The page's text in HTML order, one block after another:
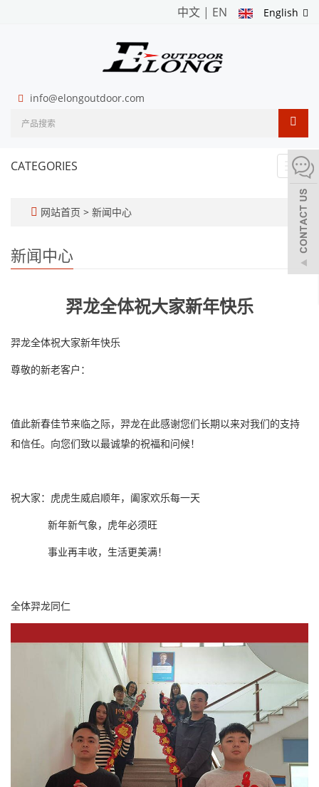
English
中文 | EN
info@elongoutdoor.com
CATEGORIES
网站首页 > 新闻中心
新闻中心
羿龙全体祝大家新年快乐
羿龙全体祝大家新年快乐
尊敬的新老客户：
值此新春佳节来临之际，羿龙在此感谢您们长期以来对我们的支持
和信任。向您们致以最诚挚的祝福和问候！
祝大家：虎虎生威启顺年，阖家欢乐每一天
新年新气象，虎年必须旺
事业再丰收，生活更美满！
全体羿龙同仁